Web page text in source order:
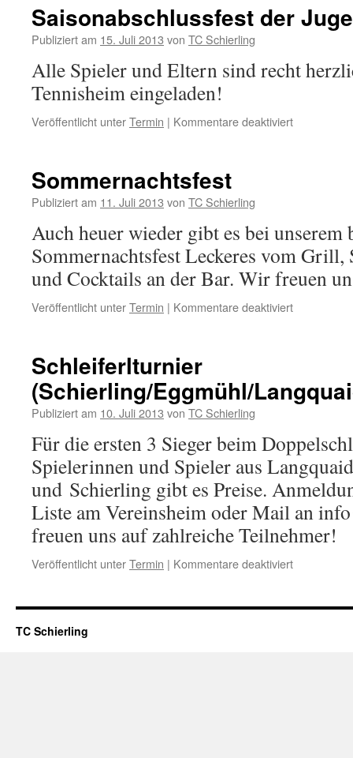
Turnier
Saisonabschlussfest der
Publiziert am 15. Juli 2013 von TC Schierling
Alle Spieler und Eltern sind recht
Tennisheim eingeladen!
Veröffentlicht unterTermin | Kommentare deaktiviert
Sommernachtsfest
Publiziert am 11. Juli 2013 von TC Schierling
Auch heuer wieder gibt es bei unserem
Sommernachtsfest Leckeres vom Grill,
und Cocktails an der Bar. Wir freuen
Veröffentlicht unterTermin | Kommentare deaktiviert
Schleiferlturnier
(Schierling/Eggmühl/
Publiziert am 10. Juli 2013 von TC Schierling
Für die ersten 3 Sieger beim
Spielerinnen und Spieler aus
und Schierling gibt es Preise.
Liste am Vereinsheim oder Mail an
freuen uns auf zahlreiche Teilnehmer!
Veröffentlicht unterTermin | Kommentare deaktiviert
TC Schierling